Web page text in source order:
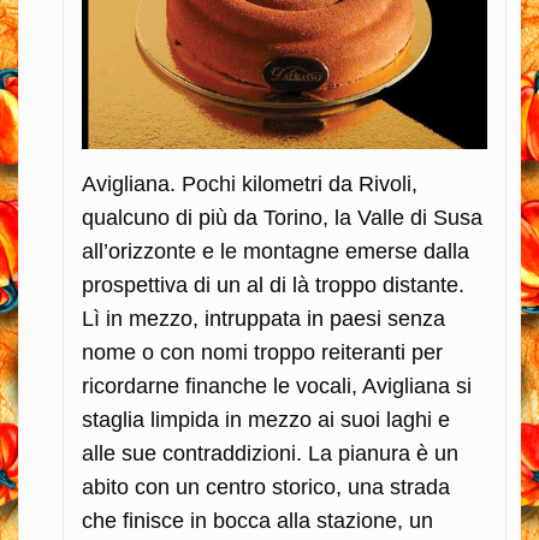
Avigliana. Pochi kilometri da Rivoli,
qualcuno di più da Torino, la Valle di Susa
all’orizzonte e le montagne emerse dalla
prospettiva di un al di là troppo distante.
Lì in mezzo, intruppata in paesi senza
nome o con nomi troppo reiteranti per
ricordarne finanche le vocali, Avigliana si
staglia limpida in mezzo ai suoi laghi e
alle sue contraddizioni. La pianura è un
abito con un centro storico, una strada
che finisce in bocca alla stazione, un